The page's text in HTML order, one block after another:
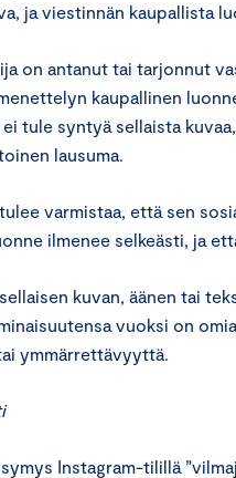
ja viestinnän kaupallista
on antanut tai tarjonnut
kaupallinen
tule syntyä sellaista
lausuma.
varmistaa, että sen
ilmenee selkeästi, ja
kuvan, äänen tai
vuoksi on
ymmärrettävyyttä.
Instagram-tilillä